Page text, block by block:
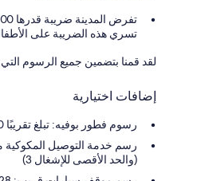
تسري هذه الضريبة على الأطفال دون
لقد قمنا بتضمين جميع الرسوم التي
إضافات اختيارية
رسوم فطور بوفيه: تبلغ تقريبًا EUR 30 للبالغين، وEUR 30 للأطفال
(والحد الأقصى للإشغال 3)